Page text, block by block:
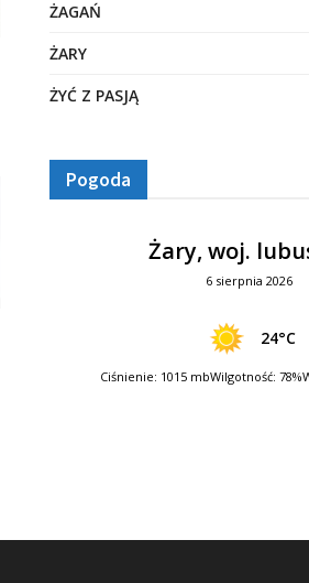
ŻAGAŃ
ŻARY
ŻYĆ Z PASJĄ
Pogoda
Żary, woj.
6 sierpnia 2026
24°C
Ciśnienie: 1015 mbWilgotność: 78%